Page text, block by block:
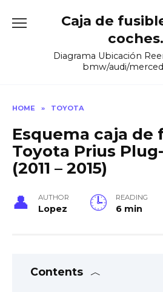
Caja de
coches.
Diagrama Ubicación
bmw/audi/
HOME » TOYOTA
Esquema caja de
Toyota Prius
(2011 – 2015)
AUTHOR
Lopez
READING
6 min
Contents